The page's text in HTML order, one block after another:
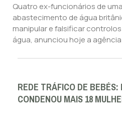
Quatro ex-funcionários de
abastecimento de água
manipular e falsificar
água, anunciou hoje a
REDE TRÁFICO DE BEBÉS:
CONDENOU MAIS 18